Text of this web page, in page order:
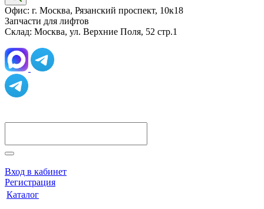
Офис: г. Москва, Рязанский проспект, 10к18
Запчасти для лифтов
Склад: Москва, ул. Верхние Поля, 52 стр.1
Вход в кабинет
Регистрация
Каталог